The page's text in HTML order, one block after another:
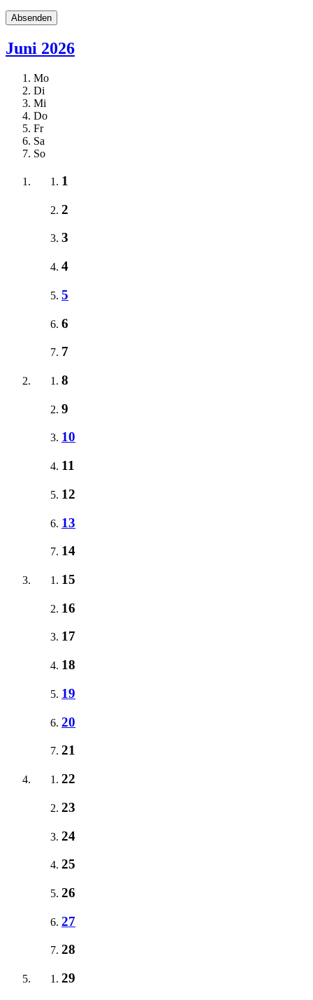
Juni 2026
Mo
Di
Mi
Do
Fr
Sa
So
1
2
3
4
5
6
7
8
9
10
11
12
13
14
15
16
17
18
19
20
21
22
23
24
25
26
27
28
29